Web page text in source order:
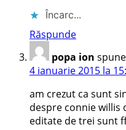
Încarc...
Răspunde
popa ion
4 ianuarie 2015 la
am crezut ca sunt
despre connie willis
editate de trei sunt